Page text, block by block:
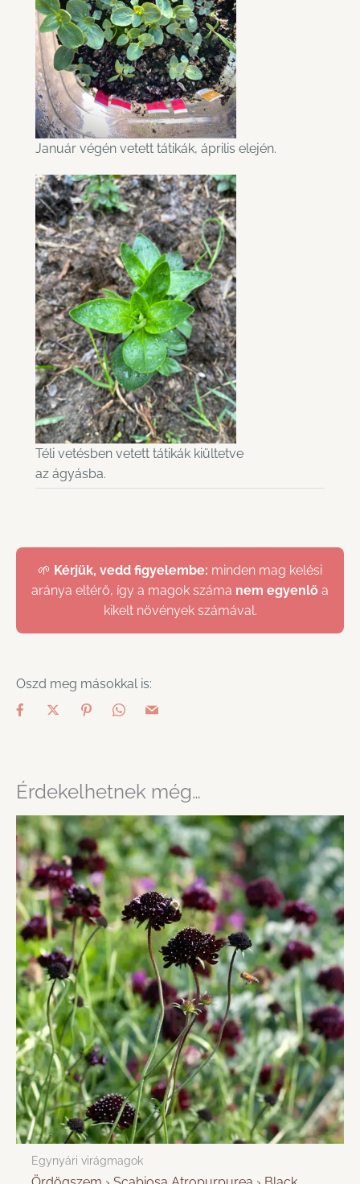
Január végén vetett tátikák, április elején.
Téli vetésben vetett tátikák kiültetve
az ágyásba.
🌱 Kérjük, vedd figyelembe: minden mag kelési
aránya eltérő, így a magok száma nem egyenlő a
kikelt növények számával.
Oszd meg másokkal is:
Érdekelhetnek még…
Egynyári virágmagok